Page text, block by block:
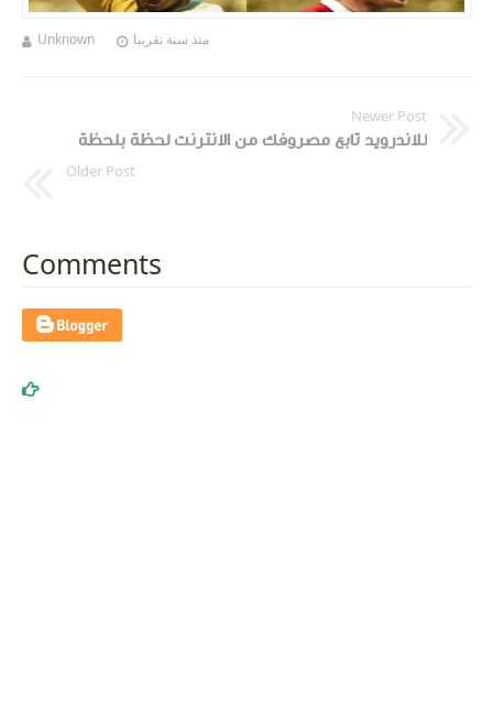
Unknown منذ سنة تقريبا
Newer Post
للاندرويد تابع مصروفك من الانترنت لحظة بلحظة
Older Post
Comments